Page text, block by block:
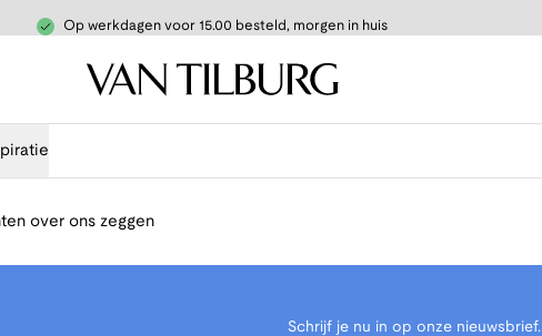
Op werkdagen voor 15.00 besteld, morgen in huis
over ons zeggen
Schrijf je nu in op onze nieuwsbrief.